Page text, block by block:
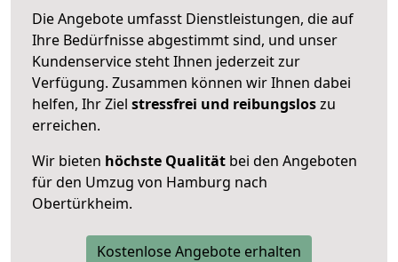
Die Angebote umfasst Dienstleistungen, die auf
Ihre Bedürfnisse abgestimmt sind, und unser
Kundenservice steht Ihnen jederzeit zur
Verfügung. Zusammen können wir Ihnen dabei
helfen, Ihr Ziel stressfrei und reibungsloszu
erreichen.
Wir bieten höchste Qualität bei den Angeboten
für den Umzug von Hamburg nach
Obertürkheim.
Kostenlose Angebote erhalten